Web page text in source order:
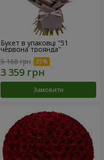
Букет в упаковці "51
червона троянда"
5 168 грн
Замовити